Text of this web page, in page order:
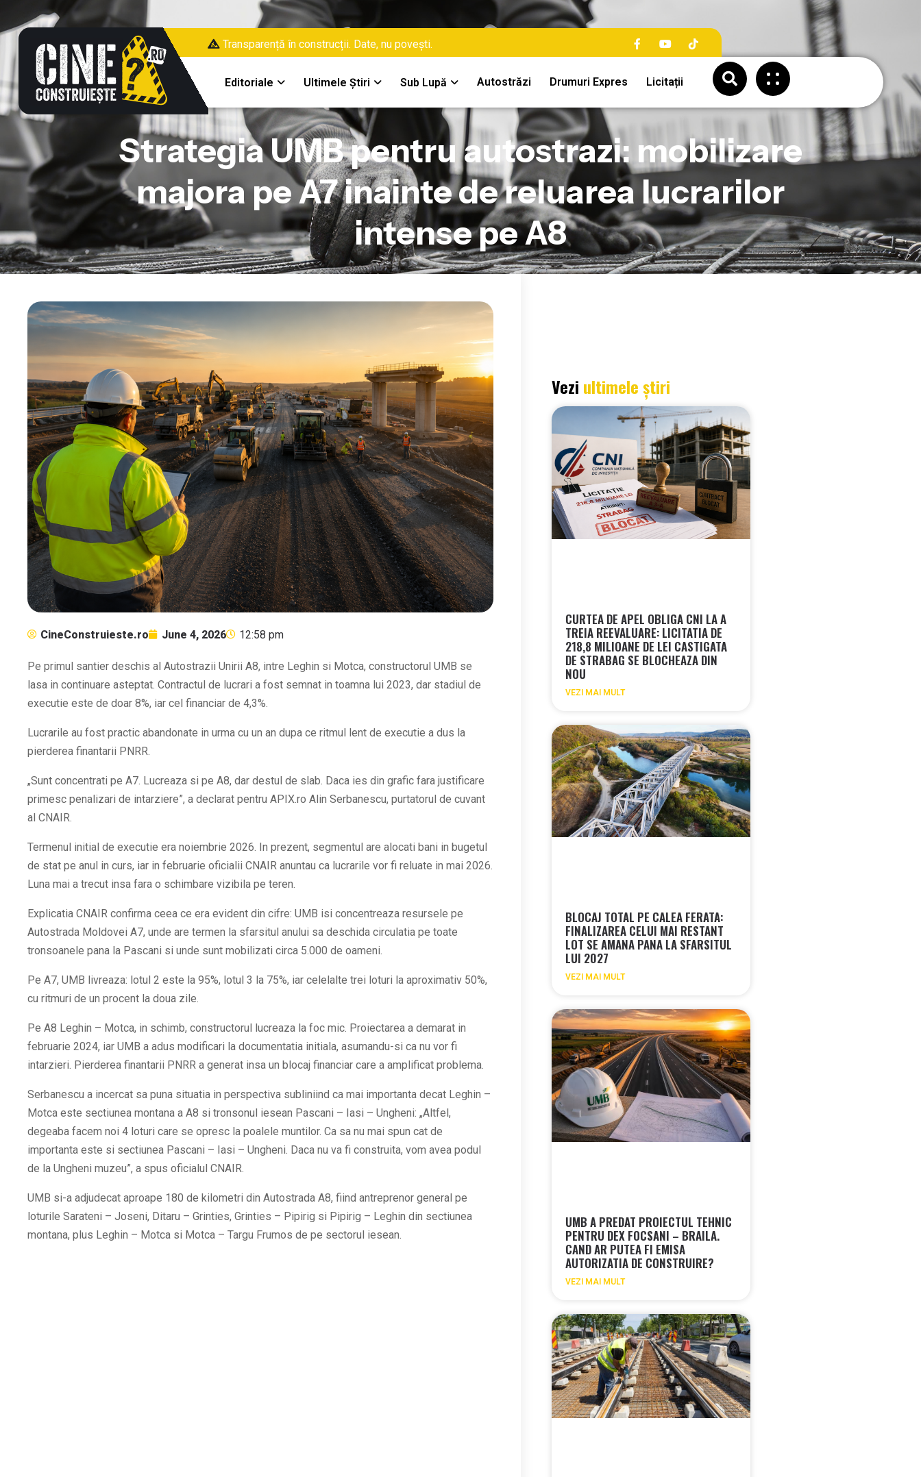
Transparență în construcții. Date, nu povești.
Editoriale Ultimele Știri Sub Lupă Autostrăzi Drumuri Expres Licitații
Strategia UMB pentru autostrazi: mobilizare
majora pe A7 inainte de reluarea lucrarilor
intense pe A8
CineConstruieste.ro June 4, 2026 12:58 pm
Pe primul santier deschis al Autostrazii Unirii A8, intre Leghin si Motca, constructorul UMB se
lasa in continuare asteptat. Contractul de lucrari a fost semnat in toamna lui 2023, dar stadiul de
executie este de doar 8%, iar cel financiar de 4,3%.
Lucrarile au fost practic abandonate in urma cu un an dupa ce ritmul lent de executie a dus la
pierderea finantarii PNRR.
„Sunt concentrati pe A7. Lucreaza si pe A8, dar destul de slab. Daca ies din grafic fara justificare
primesc penalizari de intarziere”, a declarat pentru APIX.ro Alin Serbanescu, purtatorul de cuvant
al CNAIR.
Termenul initial de executie era noiembrie 2026. In prezent, segmentul are alocati bani in bugetul
de stat pe anul in curs, iar in februarie oficialii CNAIR anuntau ca lucrarile vor fi reluate in mai 2026.
Luna mai a trecut insa fara o schimbare vizibila pe teren.
Explicatia CNAIR confirma ceea ce era evident din cifre: UMB isi concentreaza resursele pe
Autostrada Moldovei A7, unde are termen la sfarsitul anului sa deschida circulatia pe toate
tronsoanele pana la Pascani si unde sunt mobilizati circa 5.000 de oameni.
Pe A7, UMB livreaza: lotul 2 este la 95%, lotul 3 la 75%, iar celelalte trei loturi la aproximativ 50%,
cu ritmuri de un procent la doua zile.
Pe A8 Leghin – Motca, in schimb, constructorul lucreaza la foc mic. Proiectarea a demarat in
februarie 2024, iar UMB a adus modificari la documentatia initiala, asumandu-si ca nu vor fi
intarzieri. Pierderea finantarii PNRR a generat insa un blocaj financiar care a amplificat problema.
Serbanescu a incercat sa puna situatia in perspectiva subliniind ca mai importanta decat Leghin –
Motca este sectiunea montana a A8 si tronsonul iesean Pascani – Iasi – Ungheni: „Altfel,
degeaba facem noi 4 loturi care se opresc la poalele muntilor. Ca sa nu mai spun cat de
importanta este si sectiunea Pascani – Iasi – Ungheni. Daca nu va fi construita, vom avea podul
de la Ungheni muzeu”, a spus oficialul CNAIR.
UMB si-a adjudecat aproape 180 de kilometri din Autostrada A8, fiind antreprenor general pe
loturile Sarateni – Joseni, Ditaru – Grinties, Grinties – Pipirig si Pipirig – Leghin din sectiunea
montana, plus Leghin – Motca si Motca – Targu Frumos de pe sectorul iesean.
Vezi ultimele știri
CURTEA DE APEL OBLIGA CNI LA A
TREIA REEVALUARE: LICITATIA DE
218,8 MILIOANE DE LEI CASTIGATA
DE STRABAG SE BLOCHEAZA DIN
NOU
VEZI MAI MULT
BLOCAJ TOTAL PE CALEA FERATA:
FINALIZAREA CELUI MAI RESTANT
LOT SE AMANA PANA LA SFARSITUL
LUI 2027
VEZI MAI MULT
UMB A PREDAT PROIECTUL TEHNIC
PENTRU DEX FOCSANI – BRAILA.
CAND AR PUTEA FI EMISA
AUTORIZATIA DE CONSTRUIRE?
VEZI MAI MULT